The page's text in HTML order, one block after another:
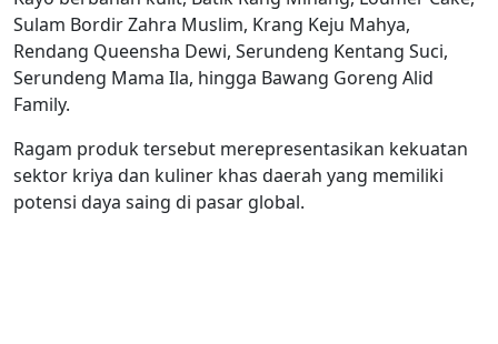
Sulam Bordir Zahra Muslim, Krang Keju Mahya,
Rendang Queensha Dewi, Serundeng Kentang Suci,
Serundeng Mama Ila, hingga Bawang Goreng Alid
Family.
Ragam produk tersebut merepresentasikan kekuatan
sektor kriya dan kuliner khas daerah yang memiliki
potensi daya saing di pasar global.